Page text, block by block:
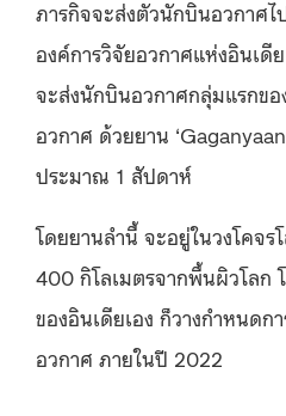
ภารกิจจะส่งตัวนักบินอวกาศไ
องค์การวิจัยอวกาศแห่งอินเดี
จะส่งนักบินอวกาศกลุ่มแรกข
อวกาศ ด้วยยาน
ประมาณ 1 สัปดาห์
โดยยานลำนี้ จะอยู่ในวงโคจ
400 กิโลเมตรจากพื้นผิวโลก
ของอินเดียเอง ก็วางกำหนดก
อวกาศ ภายในปี 2022